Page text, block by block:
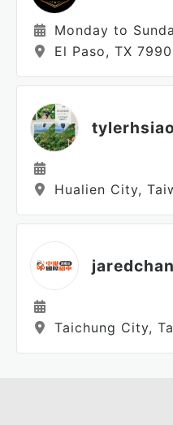
Monday to
El Paso, TX
Hualien City,
Taichung City,